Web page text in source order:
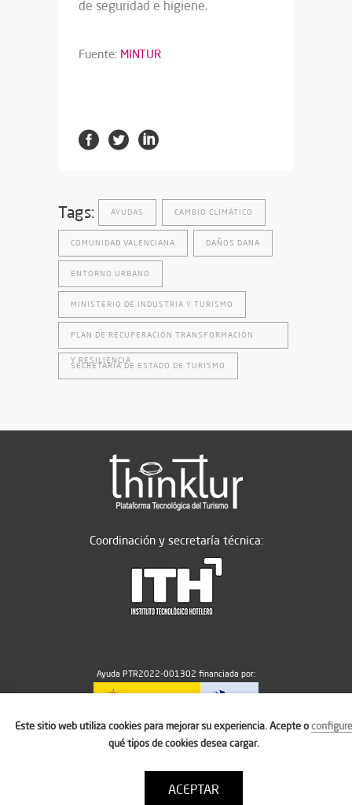
de seguridad e higiene.
Fuente: MINTUR
Tags: AYUDAS CAMBIO CLIMÁTICO
COMUNIDAD VALENCIANA DAÑOS DANA
ENTORNO URBANO
MINISTERIO DE INDUSTRIA Y TURISMO
PLAN DE RECUPERACIÓN TRANSFORMACIÓN
Y RESILIENCIA
SECRETARÍA DE ESTADO DE TURISMO
Coordinación y secretaría técnica:
Ayuda PTR2022-001302 financiada por:
MICIU/AEI/10.13039/501100011033
Política de cookies Condiciones de uso
Este sitio web utiliza cookies para mejorar su experiencia. Acepte oconfigure
qué tipos de cookies desea cargar.
ACEPTAR